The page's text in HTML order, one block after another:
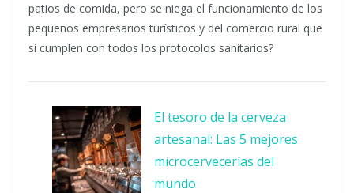
patios de comida, pero se niega el funcionamiento de los
pequeños empresarios turísticos y del comercio rural que
si cumplen con todos los protocolos sanitarios?
El tesoro de la cerveza
artesanal: Las 5 mejores
microcervecerías del
mundo